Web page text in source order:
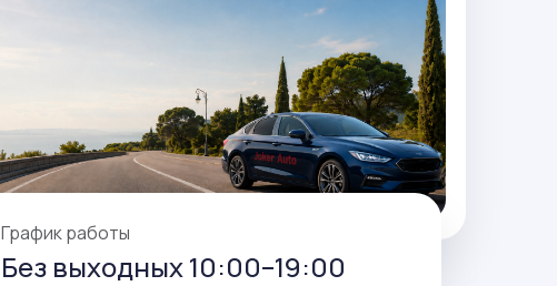
График работы
Без выходных 10:00–19:00